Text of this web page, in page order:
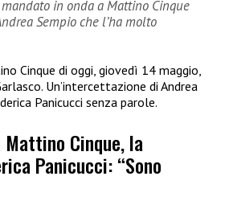
in onda a Mattino Cinque
Sempio che l’ha molto
Cinque di oggi, giovedì 14 maggio,
Un’intercettazione di Andrea
Panicucci senza parole.
Mattino Cinque, la
Panicucci: “Sono